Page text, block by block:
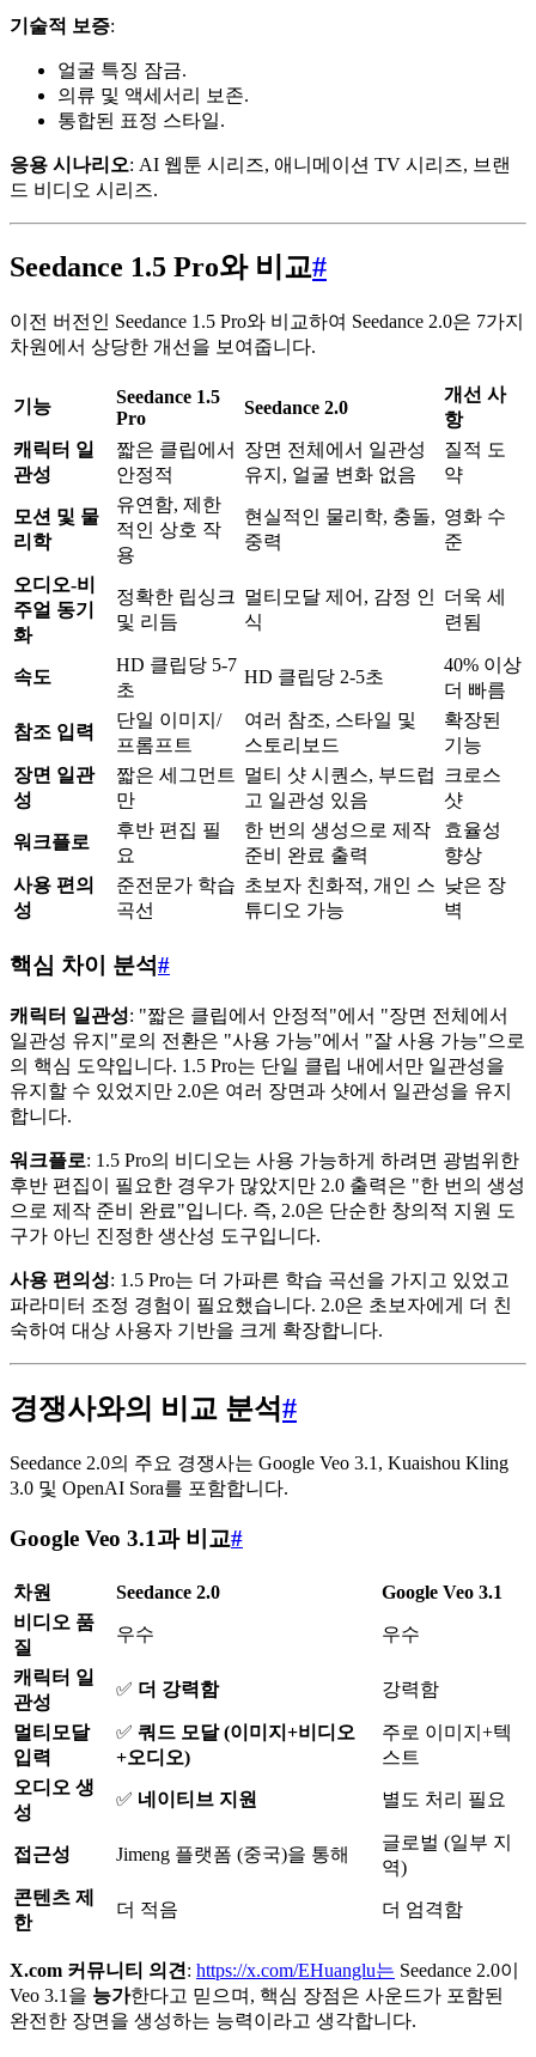
기술적 보증:
얼굴 특징 잠금.
의류 및 액세서리 보존.
통합된 표정 스타일.
응용 시나리오: AI 웹툰 시리즈, 애니메이션 TV 시리즈, 브랜
드 비디오 시리즈.
Seedance 1.5 Pro와 비교#
이전 버전인 Seedance 1.5 Pro와 비교하여 Seedance 2.0은 7가지
차원에서 상당한 개선을 보여줍니다.
기능
Seedance 1.5
Pro
Seedance 2.0
개선 사
항
캐릭터 일
관성
짧은 클립에서
안정적
장면 전체에서 일관성
유지, 얼굴 변화 없음
질적 도
약
모션 및 물
리학
유연함, 제한
적인 상호 작
용
현실적인 물리학, 충돌,
중력
영화 수
준
오디오-비
주얼 동기
화
정확한 립싱크
및 리듬
멀티모달 제어, 감정 인
식
더욱 세
련됨
속도
HD 클립당 5-7
초
HD 클립당 2-5초
40% 이상
더 빠름
참조 입력
단일 이미지/
프롬프트
여러 참조, 스타일 및
스토리보드
확장된
기능
장면 일관
성
짧은 세그먼트
만
멀티 샷 시퀀스, 부드럽
고 일관성 있음
크로스
샷
워크플로
후반 편집 필
요
한 번의 생성으로 제작
준비 완료 출력
효율성
향상
사용 편의
성
준전문가 학습
곡선
초보자 친화적, 개인 스
튜디오 가능
낮은 장
벽
핵심 차이 분석#
캐릭터 일관성: "짧은 클립에서 안정적"에서 "장면 전체에서
일관성 유지"로의 전환은 "사용 가능"에서 "잘 사용 가능"으로
의 핵심 도약입니다. 1.5 Pro는 단일 클립 내에서만 일관성을
유지할 수 있었지만 2.0은 여러 장면과 샷에서 일관성을 유지
합니다.
워크플로: 1.5 Pro의 비디오는 사용 가능하게 하려면 광범위한
후반 편집이 필요한 경우가 많았지만 2.0 출력은 "한 번의 생성
으로 제작 준비 완료"입니다. 즉, 2.0은 단순한 창의적 지원 도
구가 아닌 진정한 생산성 도구입니다.
사용 편의성: 1.5 Pro는 더 가파른 학습 곡선을 가지고 있었고
파라미터 조정 경험이 필요했습니다. 2.0은 초보자에게 더 친
숙하여 대상 사용자 기반을 크게 확장합니다.
경쟁사와의 비교 분석#
Seedance 2.0의 주요 경쟁사는 Google Veo 3.1, Kuaishou Kling
3.0 및 OpenAI Sora를 포함합니다.
Google Veo 3.1과 비교#
차원 Seedance 2.0
Google Veo 3.1
비디오 품
질
우수 우수
캐릭터 일
관성
✅ 더 강력함 강력함
멀티모달
입력
✅ 쿼드 모달 (이미지+비디오
+오디오)
주로 이미지+텍
스트
오디오 생
성
✅ 네이티브 지원 별도 처리 필요
접근성 Jimeng 플랫폼 (중국)을 통해
글로벌 (일부 지
역)
콘텐츠 제
한
더 적음 더 엄격함
X.com 커뮤니티 의견 : https://x.com/EHuanglu는 Seedance 2.0이
Veo 3.1을 능가한다고 믿으며, 핵심 장점은 사운드가 포함된
완전한 장면을 생성하는 능력이라고 생각합니다.